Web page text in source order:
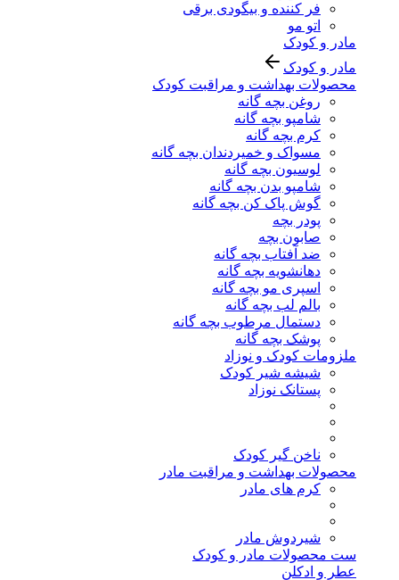
فر کننده و بیگودی برقی
اتو مو
مادر و کودک
مادر و کودک
محصولات بهداشت و مراقبت کودک
روغن بچه گانه
شامپو بچه گانه
کرم بچه گانه
مسواک و خمیردندان بچه گانه
لوسیون بچه گانه
شامپو بدن بچه گانه
گوش پاک کن بچه گانه
پودر بچه
صابون بچه
ضد آفتاب بچه گانه
دهانشویه بچه گانه
اسپری مو بچه گانه
بالم لب بچه گانه
دستمال مرطوب بچه گانه
پوشک بچه گانه
ملزومات کودک و نوزاد
شیشه شیر کودک
پستانک نوزاد
ناخن گیر کودک
محصولات بهداشت و مراقبت مادر
کرم های مادر
شیردوش مادر
ست محصولات مادر و کودک
عطر و ادکلن